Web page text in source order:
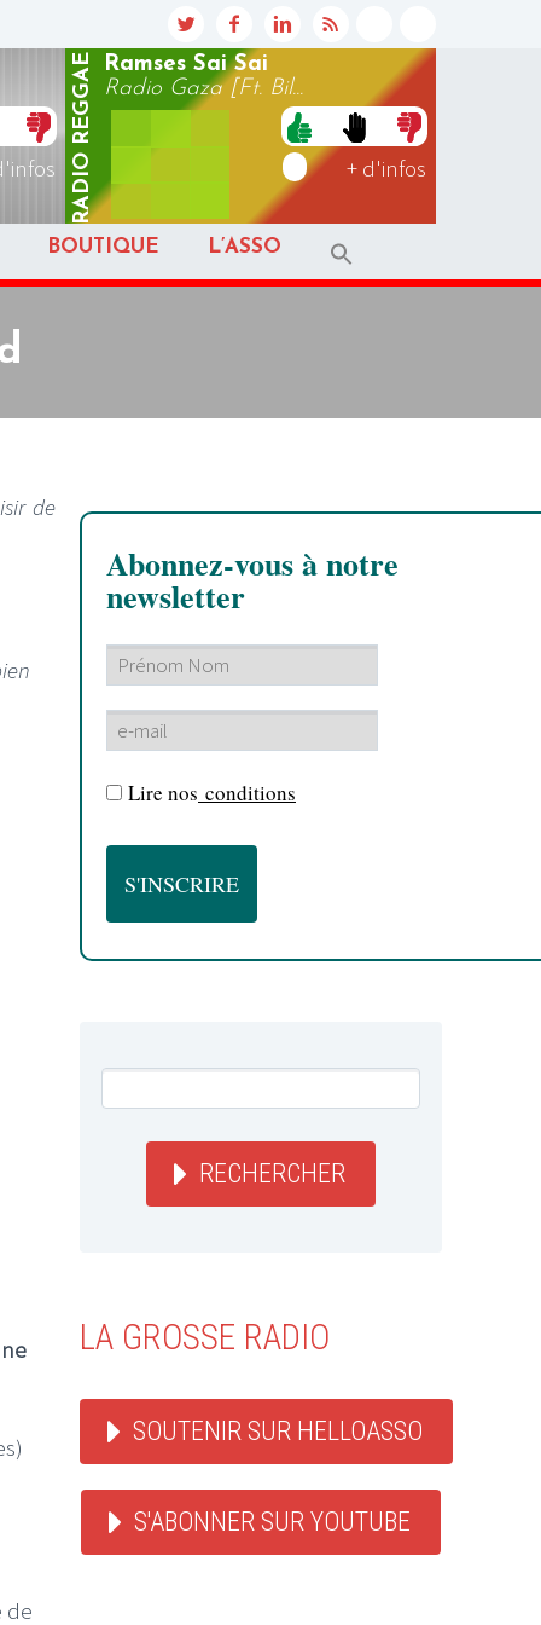
RADIO
REGGAE
Ramses Sai Sai
Radio Gaza [Ft. Bil...
+ d'infos
BOUTIQUE L’ASSO
de
de
Abonnez-vous à notre
newsletter
Lire nos conditions
RECHERCHER
LA GROSSE RADIO
SOUTENIR SUR HELLOASSO
S'ABONNER SUR YOUTUBE